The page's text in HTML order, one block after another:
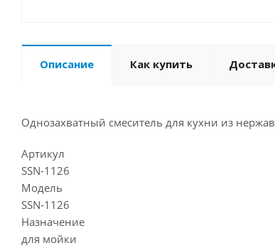
Описание Как купить
Однозахватный смеситель для кухни из
Артикул
SSN-1126
Модель
SSN-1126
Назначение
для мойки